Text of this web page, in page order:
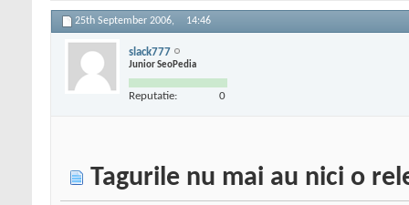
25th September 2006, 14:46
slack777
Junior SeoPedia
Reputatie: 0
Tagurile nu mai au nici o